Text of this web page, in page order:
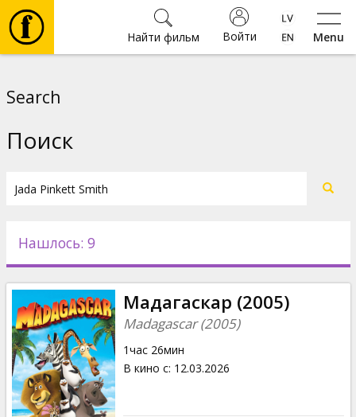
Menu
Войти
Найти фильм
Новости
Подарки
Кинозакуски
B2B
Search
Поиск
Нашлось: 9
Мадагаскар (2005)
Madagascar (2005)
1час 26мин
В кино с: 12.03.2026